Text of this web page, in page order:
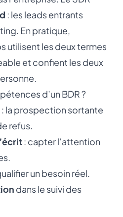
: les leads entrants
En pratique,
utilisent les deux termes
et confient les deux
d’un BDR ?
: la prospection sortante
refus.
: capter l’attention
un besoin réel.
dans le suivi des